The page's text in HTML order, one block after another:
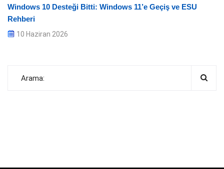
Windows 10 Desteği Bitti: Windows 11’e Geçiş ve ESU
Rehberi
10 Haziran 2026